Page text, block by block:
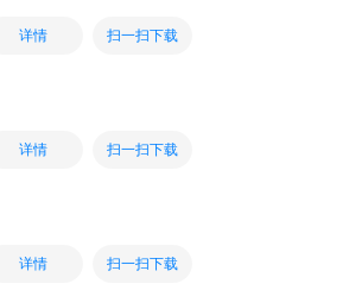
详情 扫一扫下载
详情 扫一扫下载
详情 扫一扫下载